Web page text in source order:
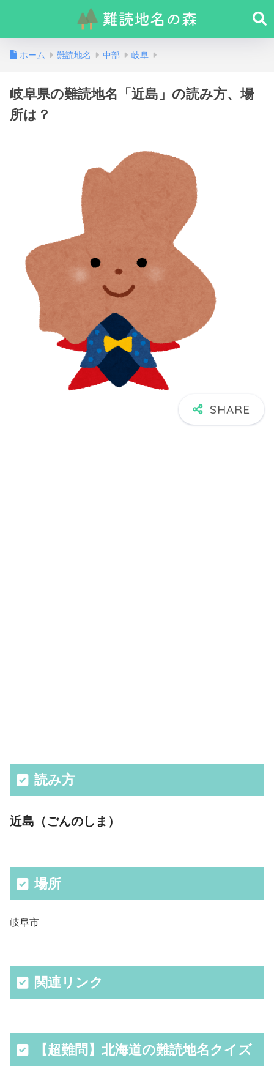
ホーム 難読地名 中部 岐阜
岐阜県の難読地名「近島」の読み方、場
所は？
読み方
近島（ごんのしま）
場所
岐阜市
関連リンク
【超難問】北海道の難読地名クイズ